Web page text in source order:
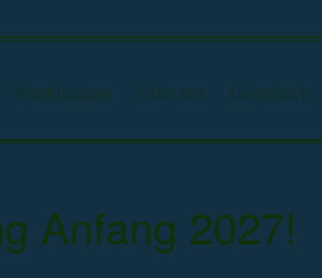
Wurfplanung Über uns Gästebuch
Anfang 2027!